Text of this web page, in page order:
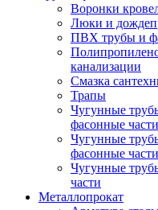
Воронки
Люки и
ПВХ трубы и
канализации
Смазка
Трапы
Чугунные
фасонные части
Чугунные
фасонные части
Чугунные
части
Металлопрокат